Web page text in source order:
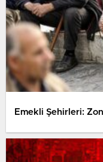
Emekli Şehirleri: